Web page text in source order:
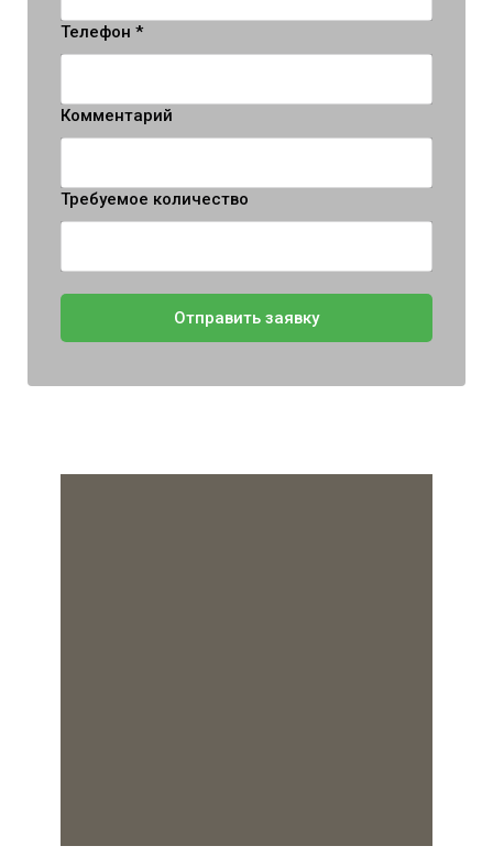
Телефон *
Комментарий
Требуемое количество
Отправить заявку